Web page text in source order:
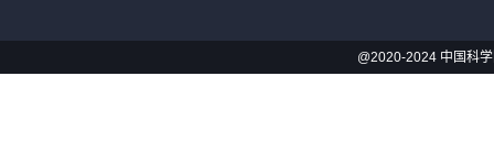
@2020-2024 中国科